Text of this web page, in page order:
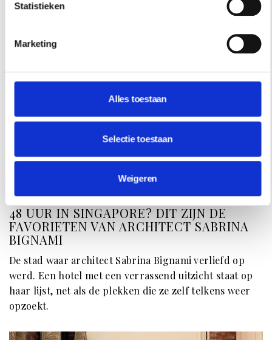
Statistieken
Marketing
Alles toestaan
Selectie toestaan
Weigeren
48 UUR IN SINGAPORE? DIT ZIJN DE
FAVORIETEN VAN ARCHITECT SABRINA
BIGNAMI
De stad waar architect Sabrina Bignami verliefd op
werd. Een hotel met een verrassend uitzicht staat op
haar lijst, net als de plekken die ze zelf telkens weer
opzoekt.